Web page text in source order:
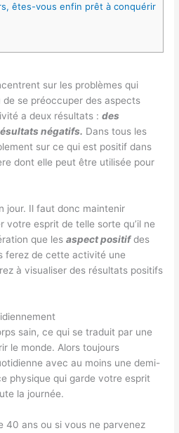
êtes-vous enfin prêt à conquérir
sur les problèmes qui
se préoccuper des aspects
a deux résultats :des
négatifs. Dans tous les
sur ce qui est positif dans
dont elle peut être utilisée pour
jour. Il faut donc maintenir
votre esprit de telle sorte qu’il ne
que lesaspect positifdes
ferez de cette activité une
à visualiser des résultats positifs
sain, ce qui se traduit par une
le monde. Alors toujours
avec au moins une demi-
physique qui garde votre esprit
la journée.
40 ans ou si vous ne parvenez